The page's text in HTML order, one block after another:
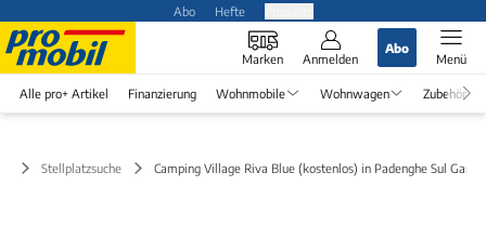
Abo Hefte
Marken Anmelden
Abo
Menü
Alle pro+ Artikel Finanzierung Wohnmobile Wohnwagen Zubehör
Stellplatzsuche Camping Village Riva Blue (kostenlos) in Padenghe Sul Garda